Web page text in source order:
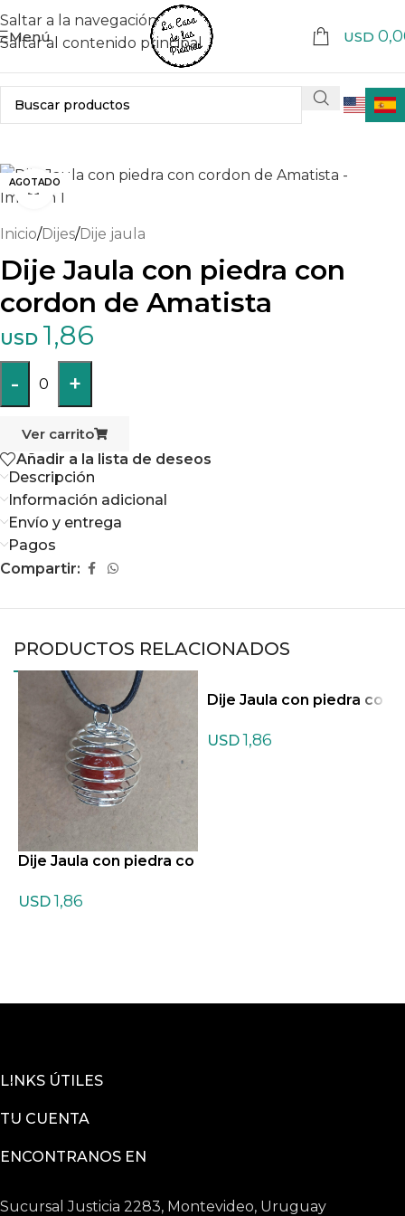
Saltar a la navegación
Saltar al contenido principal
Menú USD
AGOTADOHaga clic para ampliar
Inicio/Dijes/Dije jaula
Dije Jaula con piedra con
cordon de Amatista
USD 1,86
- 0 +
Ver carrito
Añadir a la lista de deseos
Descripción
Información adicional
Envío y entrega
Pagos
Compartir:
PRODUCTOS RELACIONADOS
Dije Jaula con piedra co
USD 1,86
Dije Jaula con piedra co
lUSD 1,86
LINKS ÚTILES
TU CUENTA
ENCONTRANOS EN
Sucursal Justicia 2283, Montevideo, Uruguay